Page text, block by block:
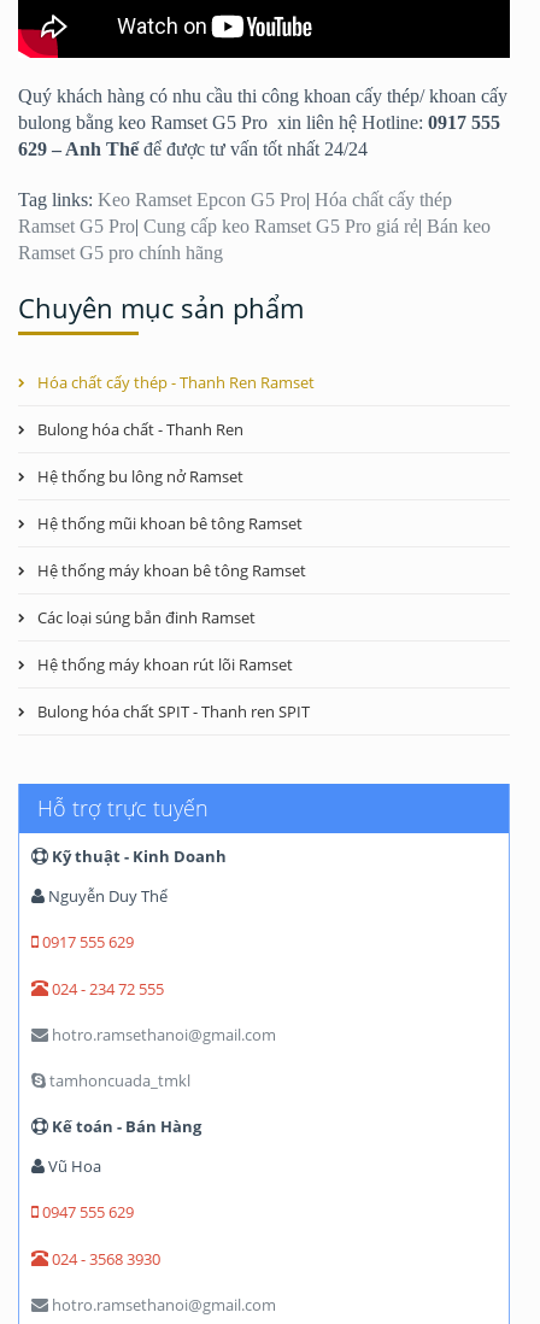
Quý khách hàng có nhu cầu thi công khoan cấy thép/ khoan cấy
bulong bằng keo Ramset G5 Pro xin liên hệ Hotline: 0917 555
629 – Anh Thểđể được tư vấn tốt nhất 24/24
Tag links: Keo Ramset Epcon G5 Pro| Hóa chất cấy thép
Ramset G5 Pro| Cung cấp keo Ramset G5 Pro giá rẻ| Bán keo
Ramset G5 pro chính hãng
Chuyên mục sản phẩm
Hóa chất cấy thép - Thanh Ren Ramset
Bulong hóa chất - Thanh Ren
Hệ thống bu lông nở Ramset
Hệ thống mũi khoan bê tông Ramset
Hệ thống máy khoan bê tông Ramset
Các loại súng bắn đinh Ramset
Hệ thống máy khoan rút lõi Ramset
Bulong hóa chất SPIT - Thanh ren SPIT
Hỗ trợ trực tuyến
Kỹ thuật - Kinh Doanh
Nguyễn Duy Thể
0917 555 629
024 - 234 72 555
hotro.ramsethanoi@gmail.com
tamhoncuada_tmkl
Kế toán - Bán Hàng
Vũ Hoa
0947 555 629
024 - 3568 3930
hotro.ramsethanoi@gmail.com